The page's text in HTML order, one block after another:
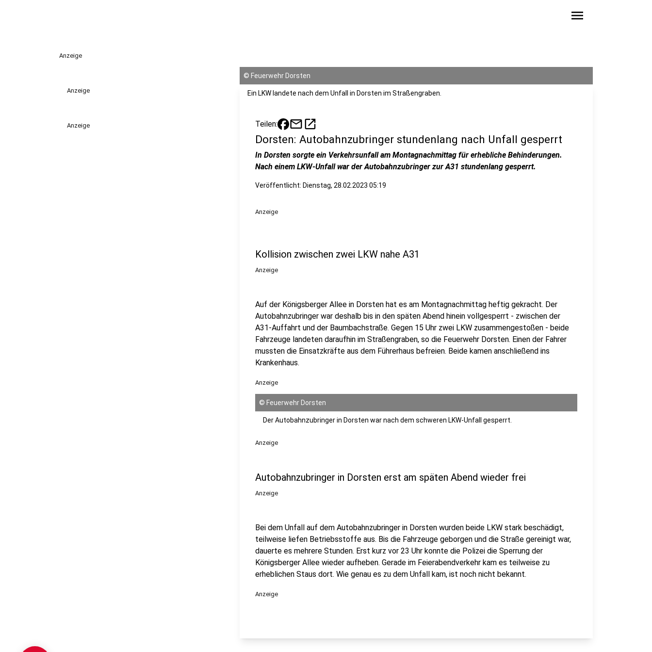
menu
Anzeige
Anzeige
Anzeige
© Feuerwehr Dorsten
Ein LKW landete nach dem Unfall in Dorsten im Straßengraben.
Teilen: mailopen_in_new
Dorsten: Autobahnzubringer stundenlang nach Unfall gesperrt
In Dorsten sorgte ein Verkehrsunfall am Montagnachmittag für erhebliche Behinderungen.
Nach einem LKW-Unfall war der Autobahnzubringer zur A31 stundenlang gesperrt.
Veröffentlicht: Dienstag, 28.02.2023 05:19
Anzeige
Kollision zwischen zwei LKW nahe A31
Anzeige
Auf der Königsberger Allee in Dorsten hat es am Montagnachmittag heftig gekracht. Der
Autobahnzubringer war deshalb bis in den späten Abend hinein vollgesperrt - zwischen der
A31-Auffahrt und der Baumbachstraße. Gegen 15 Uhr zwei LKW zusammengestoßen - beide
Fahrzeuge landeten daraufhin im Straßengraben, so die Feuerwehr Dorsten. Einen der Fahrer
mussten die Einsatzkräfte aus dem Führerhaus befreien. Beide kamen anschließend ins
Krankenhaus.
Anzeige
© Feuerwehr Dorsten
Der Autobahnzubringer in Dorsten war nach dem schweren LKW-Unfall gesperrt.
Anzeige
Autobahnzubringer in Dorsten erst am späten Abend wieder frei
Anzeige
Bei dem Unfall auf dem Autobahnzubringer in Dorsten wurden beide LKW stark beschädigt,
teilweise liefen Betriebsstoffe aus. Bis die Fahrzeuge geborgen und die Straße gereinigt war,
dauerte es mehrere Stunden. Erst kurz vor 23 Uhr konnte die Polizei die Sperrung der
Königsberger Allee wieder aufheben. Gerade im Feierabendverkehr kam es teilweise zu
erheblichen Staus dort. Wie genau es zu dem Unfall kam, ist noch nicht bekannt.
Anzeige